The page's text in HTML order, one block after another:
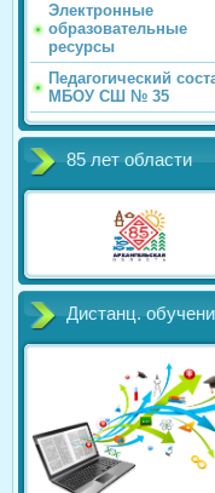
Электронные
образовательные
ресурсы
Педагогический
МБОУ СШ № 35
85 лет области
Дистанц.